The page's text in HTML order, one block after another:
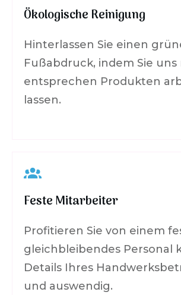
Ökologische Reinigung
Hinterlassen Sie einen
Fußabdruck, indem Sie uns
entsprechen Produkten
lassen.
Feste Mitarbeiter
Profitieren Sie von einem
gleichbleibendes Personal
Details Ihres
und auswendig.